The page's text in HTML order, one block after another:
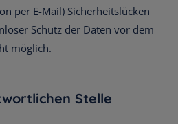
per E-Mail) Sicherheitslücken
Schutz der Daten vor dem
möglich.
Stelle